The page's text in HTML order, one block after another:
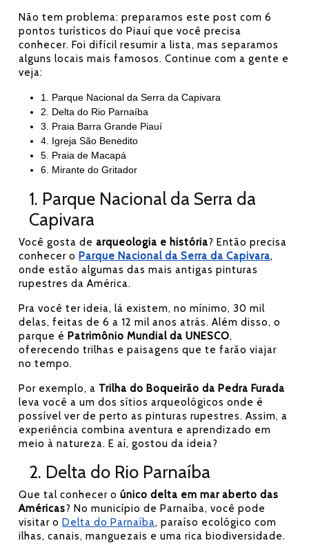
Não tem problema: preparamos este post com 6
pontos turísticos do Piauí que você precisa
conhecer. Foi difícil resumir a lista, mas separamos
alguns locais mais famosos. Continue com a gente e
veja:
1. Parque Nacional da Serra da Capivara
2. Delta do Rio Parnaíba
3. Praia Barra Grande Piauí
4. Igreja São Benedito
5. Praia de Macapá
6. Mirante do Gritador
1. Parque Nacional da Serra da
Capivara
Você gosta de arqueologia e história? Então precisa
conhecer o Parque Nacional da Serra da Capivara,
onde estão algumas das mais antigas pinturas
rupestres da América.
Pra você ter ideia, lá existem, no mínimo, 30 mil
delas, feitas de 6 a 12 mil anos atrás. Além disso, o
parque é Patrimônio Mundial da UNESCO,
oferecendo trilhas e paisagens que te farão viajar
no tempo.
Por exemplo, a Trilha do Boqueirão da Pedra Furada
leva você a um dos sítios arqueológicos onde é
possível ver de perto as pinturas rupestres. Assim, a
experiência combina aventura e aprendizado em
meio à natureza. E aí, gostou da ideia?
2. Delta do Rio Parnaíba
Que tal conhecer o único delta em mar aberto das
Américas? No município de Parnaíba, você pode
visitar o Delta do Parnaíba, paraíso ecológico com
ilhas, canais, manguezais e uma rica biodiversidade.